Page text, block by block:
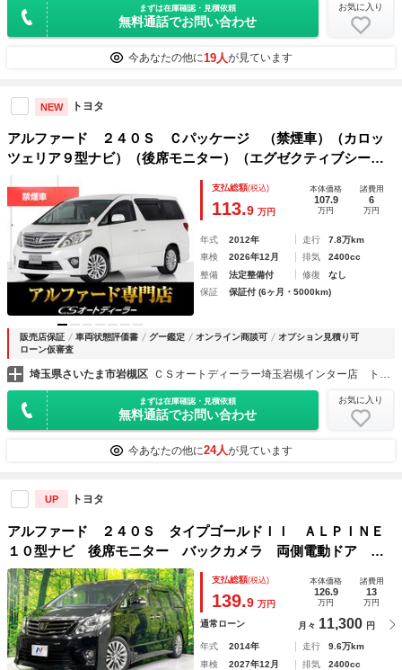
まずは在庫確認・見積依頼
無料通話でお問い合わせ
お気に入り
今あなたの他に19人が見ています
NEW トヨタ
アルファード ２４０Ｓ Ｃパッケージ （禁煙車）（カロッ
ツェリア９型ナビ）（後席モニター）（エグゼクティブシー
ト）両側自動ドア／パワーバックドア／パワーシート／シート
メモリー／コンビハンドル／クルーズコントロール／クリアラ
ンスソナー／
支払総額(税込)
113.9 万円
本体価格
107.9
万円
諸費用
6
万円
年式 2012年 走行
7.8万km
車検
2026年12月 排気
2400cc
整備
法定整備付 修復
なし
保証
保証付 (6ヶ月・5000km)
販売店保証 車両状態評価書 グー鑑定 オンライン商談可
オプション見積り可
ローン仮審査
埼玉県さいたま市岩槻区 ＣＳオートディーラー埼玉岩槻インター店 トヨタ ２０系３０系４０系アルファード／ヴェルファイア／ハイブリッド／カスタム／高品質中古車専門店
まずは在庫確認・見積依頼
無料通話でお問い合わせ
お気に入り
今あなたの他に24人が見ています
UP トヨタ
アルファード ２４０Ｓ タイプゴールドＩＩ ＡＬＰＩＮＥ
１０型ナビ 後席モニター バックカメラ 両側電動ドア ク
ルーズコントロール ＨＩＤヘッド ハーフレザー フルセ
グ Ｂｌｕｅｔｏｏｔｈ再生 ＥＴＣ スマートキー オート
ライト／エアコン
支払総額(税込)
139.9 万円
本体価格
126.9
万円
諸費用
13
万円
通常ローン 月々 11,300 円
年式 2014年 走行
9.6万km
車検
2027年12月 排気
2400cc